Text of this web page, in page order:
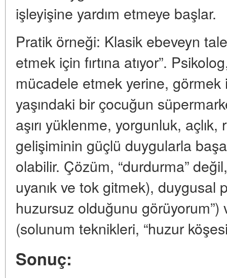
işleyişine yardım etmeye başlar.
Pratik örneği: Klasik ebeveyn
etmek için fırtına atıyor”.
mücadele etmek yerine, görmek
yaşındaki bir çocuğun
aşırı yüklenme, yorgunluk,
gelişiminin güçlü duygularla
olabilir. Çözüm, “durdurma”
uyanık ve tok gitmek), duygusal
huzursuz olduğunu
(solunum teknikleri, “huzur
Sonuç: